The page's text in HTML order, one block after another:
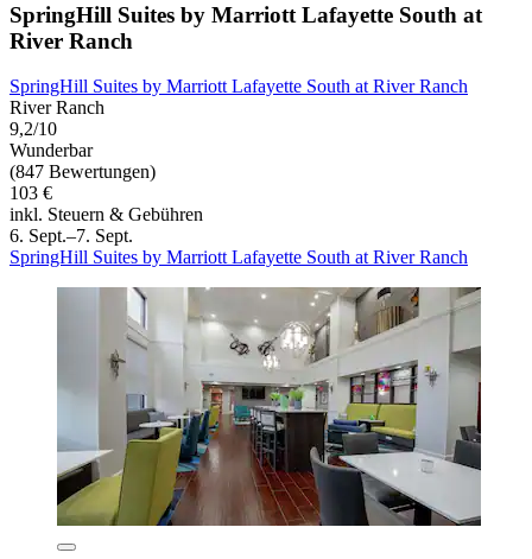
SpringHill Suites by Marriott Lafayette South at
River Ranch
SpringHill Suites by Marriott Lafayette South at River Ranch
River Ranch
9,2/10
Wunderbar
(847 Bewertungen)
103 €
inkl. Steuern & Gebühren
6. Sept.–7. Sept.
SpringHill Suites by Marriott Lafayette South at River Ranch